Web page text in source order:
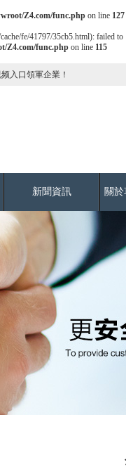
Z4.com/func.php on line 127
fe/41797/35cb5.html): failed to
Z4.com/func.php on line 115
入口領軍企業！
新聞資訊 關於